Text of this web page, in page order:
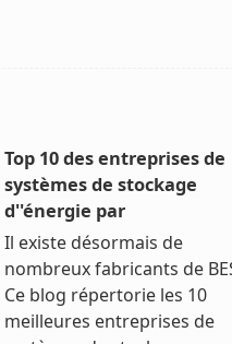
Top 10 des entreprises de
systèmes de stockage
d''énergie par
Il existe désormais de
nombreux fabricants de
Ce blog répertorie les 10
meilleures entreprises de